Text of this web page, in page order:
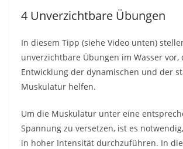
4 Unverzichtbare Übungen
In diesem Tipp (siehe Video unten)
unverzichtbare Übungen im Wasser vor,
Entwicklung der dynamischen und der
Muskulatur helfen.
Um die Muskulatur unter eine
Spannung zu versetzen, ist es
in hoher Intensität durchzuführen. In